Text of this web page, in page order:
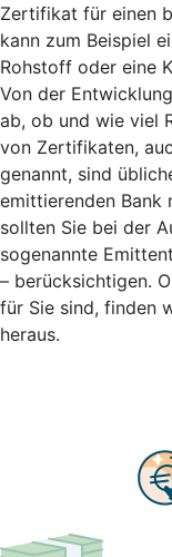
Zertifikat für einen
kann zum Beispiel
Rohstoff oder eine
Von der
ab, ob und wie viel
von Zertifikaten,
genannt, sind
emittierenden Bank
sollten Sie bei der
sogenannte
– berücksichtigen.
für Sie sind, finden
heraus.